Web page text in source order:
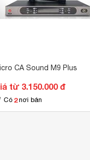
CA Sound M9 Plus
từ 3.150.000 đ
Có 2 nơi bán